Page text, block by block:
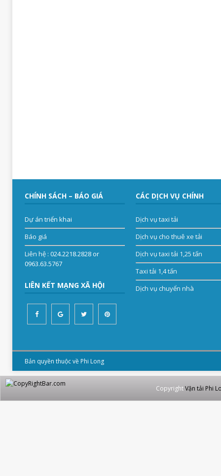
CHÍNH SÁCH – BÁO GIÁ
Dự án triển khai
Báo giá
Liên hệ: 024.2218.2828 or
0963.63.5767
LIÊN KẾT MẠNG XÃ HỘI
CÁC DỊCH VỤ CHÍNH
Dịch vụ taxi tải
Dịch vụ cho thuê xe tải
Dịch vụ taxi tải 1,25 tấn
Taxi tải 1,4 tấn
Dịch vụ chuyển nhà
Bản quyền thuộc về Phi Long
CopyrightVận tải Phi